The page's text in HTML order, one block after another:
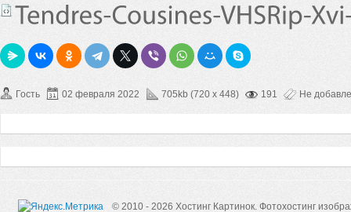
Гость 02 февраля 2022 705kb (720 x 448) 191 Не
© 2010 - 2026 Хостинг Картинок. Фотохостинг